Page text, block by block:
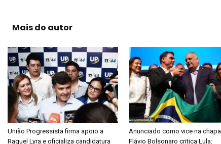
Mais do autor
União Progressista firma apoio a
Raquel Lyra e oficializa candidatura
Anunciado como vice na
Flávio Bolsonaro critica Lula: